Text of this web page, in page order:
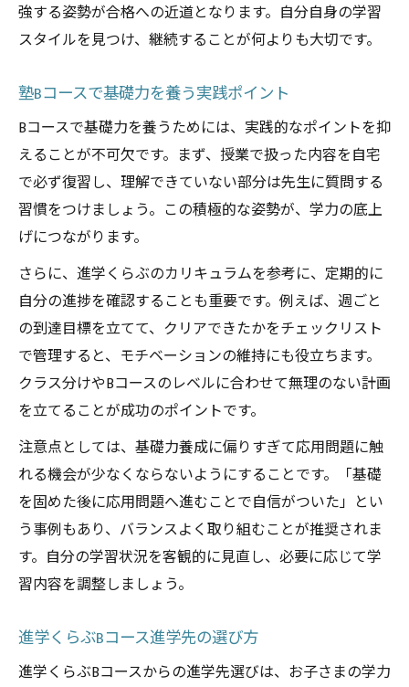
強する姿勢が合格への近道となります。自分自身の学習
スタイルを見つけ、継続することが何よりも大切です。
塾Bコースで基礎力を養う実践ポイント
Bコースで基礎力を養うためには、実践的なポイントを抑
えることが不可欠です。まず、授業で扱った内容を自宅
で必ず復習し、理解できていない部分は先生に質問する
習慣をつけましょう。この積極的な姿勢が、学力の底上
げにつながります。
さらに、進学くらぶのカリキュラムを参考に、定期的に
自分の進捗を確認することも重要です。例えば、週ごと
の到達目標を立てて、クリアできたかをチェックリスト
で管理すると、モチベーションの維持にも役立ちます。
クラス分けやBコースのレベルに合わせて無理のない計画
を立てることが成功のポイントです。
注意点としては、基礎力養成に偏りすぎて応用問題に触
れる機会が少なくならないようにすることです。「基礎
を固めた後に応用問題へ進むことで自信がついた」とい
う事例もあり、バランスよく取り組むことが推奨されま
す。自分の学習状況を客観的に見直し、必要に応じて学
習内容を調整しましょう。
進学くらぶBコース進学先の選び方
進学くらぶBコースからの進学先選びは、お子さまの学力